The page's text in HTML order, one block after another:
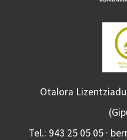
Otalora
Tel.: 943 25 05 05 ·